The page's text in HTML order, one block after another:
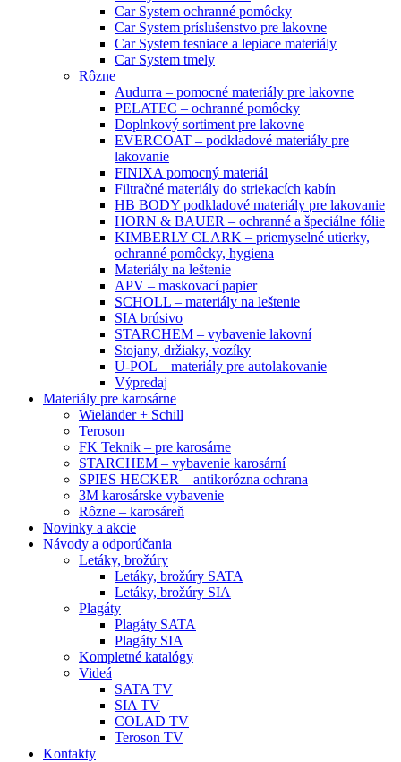
Car System ochranné pomôcky
Car System príslušenstvo pre lakovne
Car System tesniace a lepiace materiály
Car System tmely
Rôzne
Audurra – pomocné materiály pre lakovne
PELATEC – ochranné pomôcky
Doplnkový sortiment pre lakovne
EVERCOAT – podkladové materiály pre
lakovanie
FINIXA pomocný materiál
Filtračné materiály do striekacích kabín
HB BODY podkladové materiály pre lakovanie
HORN & BAUER – ochranné a špeciálne fólie
KIMBERLY CLARK – priemyselné utierky,
ochranné pomôcky, hygiena
Materiály na leštenie
APV – maskovací papier
SCHOLL – materiály na leštenie
SIA brúsivo
STARCHEM – vybavenie lakovní
Stojany, držiaky, vozíky
U-POL – materiály pre autolakovanie
Výpredaj
Materiály pre karosárne
Wieländer + Schill
Teroson
FK Teknik – pre karosárne
STARCHEM – vybavenie karosární
SPIES HECKER – antikorózna ochrana
3M karosárske vybavenie
Rôzne – karosáreň
Novinky a akcie
Návody a odporúčania
Letáky, brožúry
Letáky, brožúry SATA
Letáky, brožúry SIA
Plagáty
Plagáty SATA
Plagáty SIA
Kompletné katalógy
Videá
SATA TV
SIA TV
COLAD TV
Teroson TV
Kontakty